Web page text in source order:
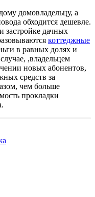
домовладельцу, а
обходится дешевле.
застройке дачных
коттеджные
в равных долях и
,владельцем
новых абонентов,
средств за
чем больше
прокладки